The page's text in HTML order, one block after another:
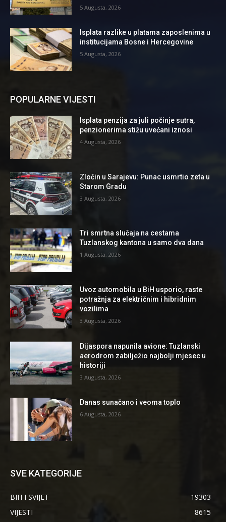
5 Augusta, 2026
Isplata razlike u platama zaposlenima u
institucijama Bosne i Hercegovine
5 Augusta, 2026
POPULARNE VIJESTI
Isplata penzija za juli počinje sutra,
penzionerima stižu uvećani iznosi
4 Augusta, 2026
Zločin u Sarajevu: Punac usmrtio zeta u
Starom Gradu
3 Augusta, 2026
Tri smrtna slučaja na cestama
Tuzlanskog kantona u samo dva dana
1 Augusta, 2026
Uvoz automobila u BiH usporio, raste
potražnja za električnim i hibridnim
vozilima
3 Augusta, 2026
Dijaspora napunila avione: Tuzlanski
aerodrom zabilježio najbolji mjesec u
historiji
3 Augusta, 2026
Danas sunačano i veoma toplo
6 Augusta, 2026
SVE KATEGORIJE
BIH I SVIJET
19303
VIJESTI
8615